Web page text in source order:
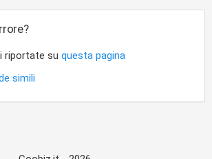
riportate su questa pagina
simili